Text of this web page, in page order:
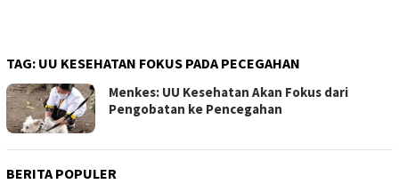
TAG: UU KESEHATAN FOKUS PADA PECEGAHAN
Menkes: UU Kesehatan Akan Fokus dari
Pengobatan ke Pencegahan
BERITA POPULER